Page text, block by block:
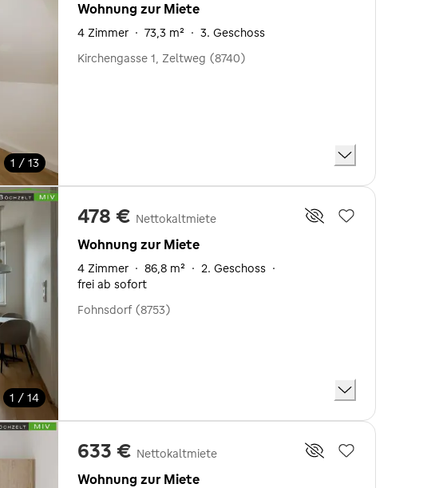
1 / 13
Wohnung zur Miete
4 Zimmer · 73,3 m² · 3. Geschoss
Kirchengasse 1, Zeltweg (8740)
1 / 14
478 € Nettokaltmiete
Wohnung zur Miete
4 Zimmer · 86,8 m² · 2. Geschoss ·
frei ab sofort
Fohnsdorf (8753)
633 € Nettokaltmiete
Wohnung zur Miete